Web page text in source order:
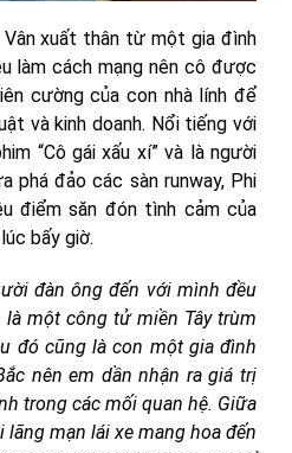
Vân xuất thân từ một gia đình
làm cách mạng nên cô được
cường của con nhà lính để
và kinh doanh. Nổi tiếng với
“Cô gái xấu xí” và là người
phá đảo các sàn runway, Phi
điểm săn đón tình cảm của
bấy giờ.
đàn ông đến với mình đều
một công tử miền Tây trùm
đó cũng là con một gia đình
nên em dần nhận ra giá trị
trong các mối quan hệ. Giữa
mạn lái xe mang hoa đến